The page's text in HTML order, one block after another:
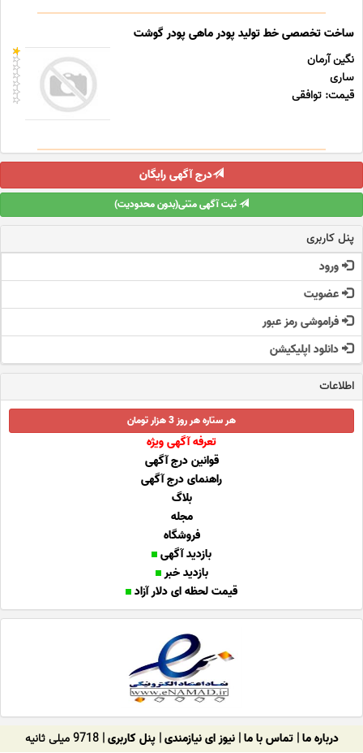
ساخت تخصصی خط تولید پودر ماهی پودر گوشت
نگین آرمان
ساری
قیمت: توافقی
درج آگهی رایگان
ثبت آگهی متنی(بدون محدودیت)
پنل کاربری
ورود
عضویت
فراموشی رمز عبور
دانلود اپلیکیشن
اطلاعات
هر ستاره هر روز 3 هزار تومان
تعرفه آگهی ویژه
قوانین درج آگهی
راهنمای درج آگهی
بلاگ
مجله
فروشگاه
بازدید آگهی
بازدید خبر
قیمت لحظه ای دلار آزاد
درباره ما|تماس با ما|نیوز ای نیازمندی|پنل کاربری| 9718 میلی ثانیه